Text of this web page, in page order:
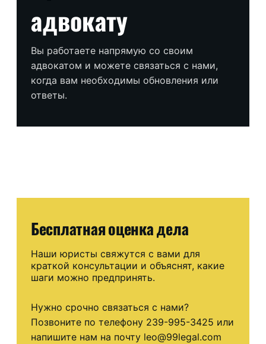
адвокату
Вы работаете напрямую со своим
адвокатом и можете связаться с нами,
когда вам необходимы обновления или
ответы.
Бесплатная оценка дела
Наши юристы свяжутся с вами для
краткой консультации и объяснят, какие
шаги можно предпринять.
Нужно срочно связаться с нами?
Позвоните по телефону 239-995-3425 или
напишите нам на почту leo@99legal.com